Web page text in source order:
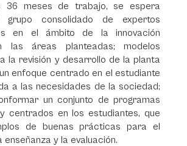
36 meses de trabajo, se espera
grupo consolidado de expertos
en el ámbito de la innovación
las áreas planteadas; modelos
la revisión y desarrollo de la planta
enfoque centrado en el estudiante
a las necesidades de la sociedad;
un conjunto de programas
centrados en los estudiantes, que
de buenas prácticas para el
enseñanza y la evaluación.